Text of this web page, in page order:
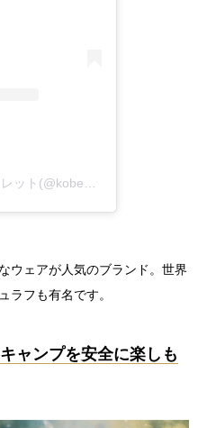
ウェアが人気のブランド。世界
ラフも有名です。
ャンプを安全に楽しも